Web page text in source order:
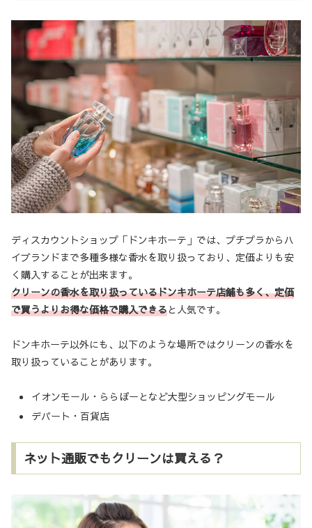
ディスカウントショップ「ドンキホーテ」では、プチプラからハ
イブランドまで多種多様な香水を取り扱っており、定価よりも安
く購入することが出来ます。
クリーンの香水を取り扱っているドンキホーテ店舗も多く、定価
で買うよりお得な価格で購入できると人気です。
ドンキホーテ以外にも、以下のような場所ではクリーンの香水を
取り扱っていることがあります。
イオンモール・ららぽーとなど大型ショッピングモール
デパート・百貨店
ネット通販でもクリーンは買える？